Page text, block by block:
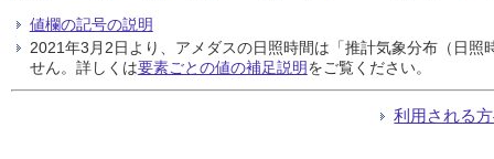
23
/// /// ///
24
/// /// /// /// /// /// ///
23
/// /// ///
24
/// /// /// /// /// /// ///
23
/// /// ///
24
/// /// /// /// /// /// ///
23
/// /// ///
24
/// /// /// /// /// /// ///
値欄の記号の説明
2021年3月2日より、アメダスの日照時間は「推計気象分布（日
せん。詳しくは要素ごとの値の補足説明をご覧ください。
利用される